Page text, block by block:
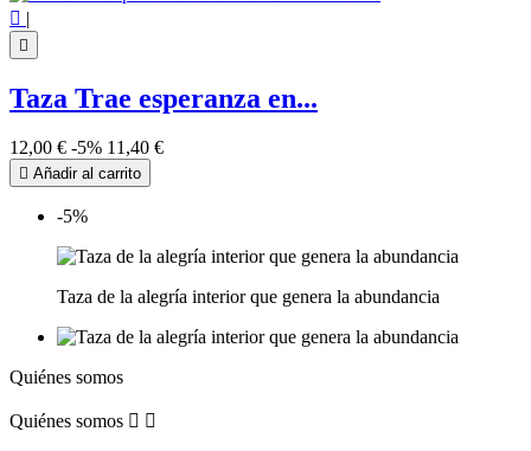
 |

Taza Trae esperanza en...
12,00 € -5% 11,40 €
 Añadir al carrito
-5%
Taza de la alegría interior que genera la abundancia
Quiénes somos
Quiénes somos  